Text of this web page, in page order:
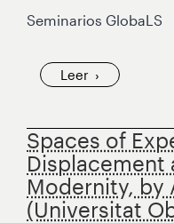
Seminarios GlobaLS
Leer
Spaces of
Displacement
Modernity, by
(Universitat